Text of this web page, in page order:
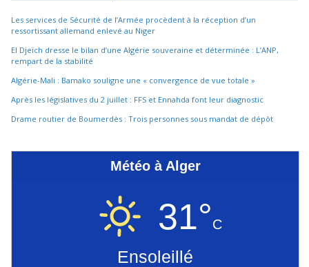
Les services de Sécurité de l’Armée procèdent à la réception d’un
ressortissant allemand enlevé au Niger
El Djeïch dresse le bilan d’une Algérie souveraine et déterminée : L’ANP,
rempart de la stabilité
Algérie-Mali : Bamako souligne une « convergence de vue totale »
Après les législatives du 2 juillet : FFS et Ennahda font leur diagnostic
Drame routier de Boumerdès : Trois personnes sous mandat de dépôt
Météo à Alger
31°C
Ensoleillé